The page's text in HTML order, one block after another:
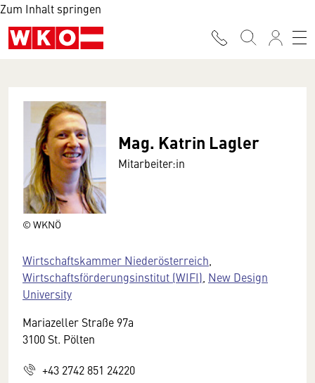
Zum Inhalt springen
© WKNÖ
Mag. Katrin Lagler
Mitarbeiter:in
Wirtschaftskammer Niederösterreich
Wirtschaftsförderungsinstitut (WIFI) New Design
University
Mariazeller Straße 97a
3100 St. Pölten
+43 2742 851 24220